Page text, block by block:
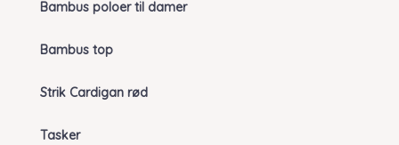
Bambus poloer til damer
Bambus top
Strik Cardigan rød
Tasker